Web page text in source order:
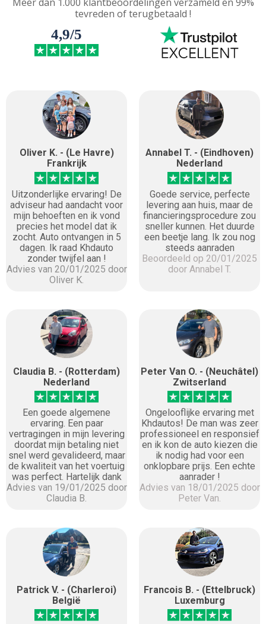
tevreden of terugbetaald !
4,9/5
Oliver K. - (Le Havre)
Frankrijk
Uitzonderlijke ervaring! De
adviseur had aandacht voor
mijn behoeften en ik vond
precies het model dat ik
zocht. Auto ontvangen in 5
dagen. Ik raad Khdauto
zonder twijfel aan !
Advies van 20/01/2025 door
Oliver K.
Annabel T. - (Eindhoven)
Nederland
Goede service, perfecte
levering aan huis, maar de
financieringsprocedure zou
sneller kunnen. Het duurde
een beetje lang. Ik zou nog
steeds aanraden
Beoordeeld op 20/01/2025
door Annabel T.
Claudia B. - (Rotterdam)
Nederland
Een goede algemene
ervaring. Een paar
vertragingen in mijn levering
doordat mijn betaling niet
snel werd gevalideerd, maar
de kwaliteit van het voertuig
was perfect. Hartelijk dank
Advies van 19/01/2025 door
Claudia B.
Peter Van O. - (Neuchâtel)
Zwitserland
Ongelooflijke ervaring met
Khdautos! De man was zeer
professioneel en responsief
en ik kon de auto kiezen die
ik nodig had voor een
onklopbare prijs. Een echte
aanrader !
Advies van 18/01/2025 door
Peter Van.
Patrick V. - (Charleroi)
België
Francois B. - (Ettelbruck)
Luxemburg